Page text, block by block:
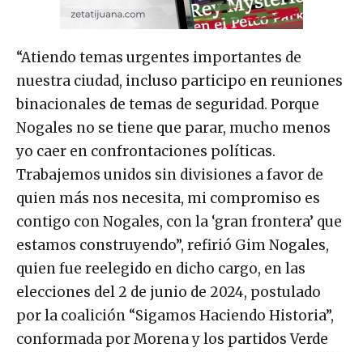
“Atiendo temas urgentes importantes de
nuestra ciudad, incluso participo en reuniones
binacionales de temas de seguridad. Porque
Nogales no se tiene que parar, mucho menos
yo caer en confrontaciones políticas.
Trabajemos unidos sin divisiones a favor de
quien más nos necesita, mi compromiso es
contigo con Nogales, con la ‘gran frontera’ que
estamos construyendo”, refirió Gim Nogales,
quien fue reelegido en dicho cargo, en las
elecciones del 2 de junio de 2024, postulado
por la coalición “Sigamos Haciendo Historia”,
conformada por Morena y los partidos Verde